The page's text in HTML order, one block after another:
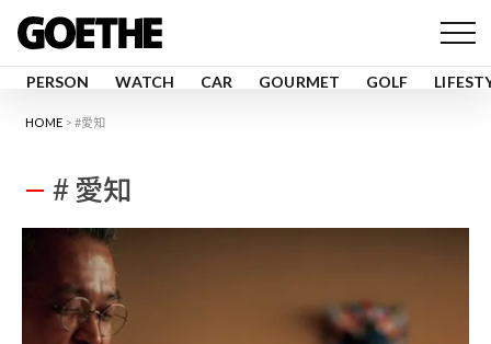
PERSON WATCH CAR GOURMET GOLF
HOME #愛知
# 愛知